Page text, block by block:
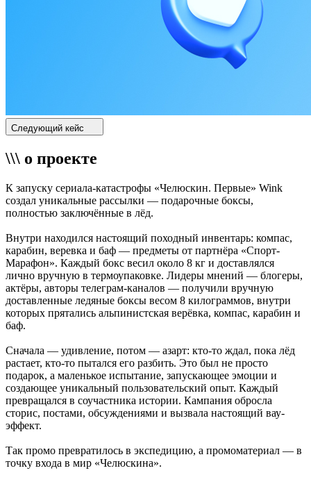
Следующий кейс
\\\ о проекте
К запуску сериала-катастрофы «Челюскин. Первые» Wink
создал уникальные рассылки — подарочные боксы,
полностью заключённые в лёд.
Внутри находился настоящий походный инвентарь: компас,
карабин, веревка и баф — предметы от партнёра «Спорт-
Марафон». Каждый бокс весил около 8 кг и доставлялся
лично вручную в термоупаковке. Лидеры мнений — блогеры,
актёры, авторы телеграм-каналов — получили вручную
доставленные ледяные боксы весом 8 килограммов, внутри
которых прятались альпинистская верёвка, компас, карабин и
баф.
Сначала — удивление, потом — азарт: кто-то ждал, пока лёд
растает, кто-то пытался его разбить. Это был не просто
подарок, а маленькое испытание, запускающее эмоции и
создающее уникальный пользовательский опыт. Каждый
превращался в соучастника истории. Кампания обросла
сторис, постами, обсуждениями и вызвала настоящий вау-
эффект.
Так промо превратилось в экспедицию, а промоматериал — в
точку входа в мир «Челюскина».